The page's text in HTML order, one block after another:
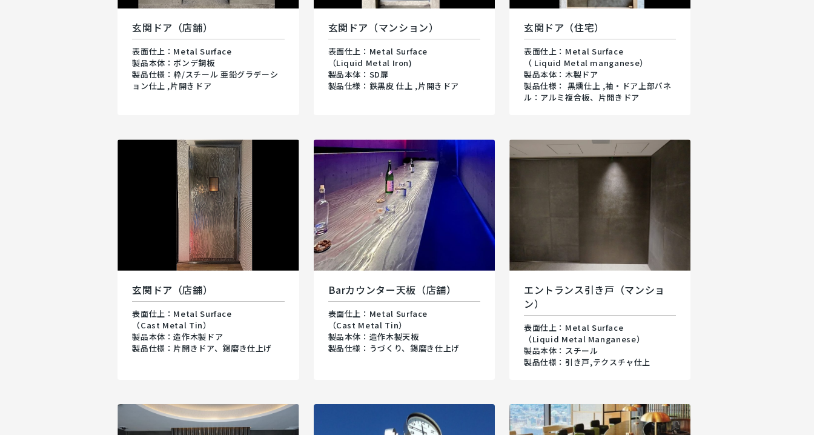
玄関ドア（店舗）
表面仕上：Metal Surface
製品本体：ボンデ鋼板
製品仕様：枠/スチール 亜鉛グラデーシ
ョン仕上 ,片開きドア
玄関ドア（マンション）
表面仕上：Metal Surface
（Liquid Metal Iron)
製品本体：SD扉
製品仕様：鉄黒皮 仕上 ,片開きドア
玄関ドア（住宅）
表面仕上：Metal Surface
（ Liquid Metal manganese）
製品本体：木製ドア
製品仕様： 黒燻仕上 ,袖・ドア上部パネ
ル：アルミ複合板、片開きドア
玄関ドア（店舗）
表面仕上：Metal Surface
（Cast Metal Tin）
製品本体：造作木製ドア
製品仕様：片開きドア、錫磨き仕上げ
Barカウンター天板（店舗）
表面仕上：Metal Surface
（Cast Metal Tin）
製品本体：造作木製天板
製品仕様：うづくり、錫磨き仕上げ
エントランス引き戸（マンショ
ン）
表面仕上：Metal Surface
（Liquid Metal Manganese）
製品本体：スチール
製品仕様：引き戸,テクスチャ仕上